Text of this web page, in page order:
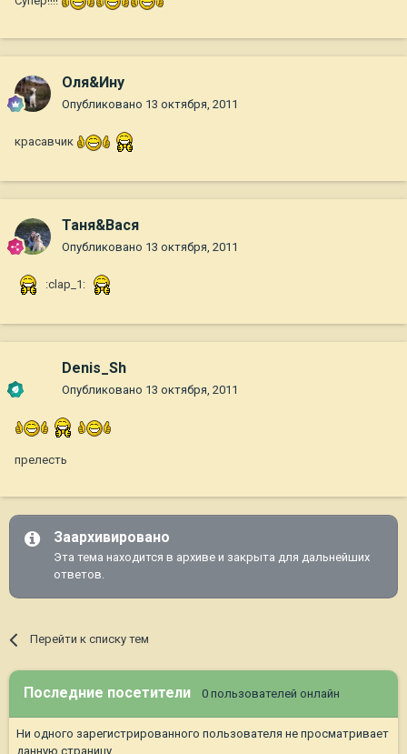
Оля&Ину
Опубликовано 13 октября, 2011
красавчик
Таня&Вася
Опубликовано 13 октября, 2011
:clap_1:
Denis_Sh
Опубликовано 13 октября, 2011
прелесть
Заархивировано
Эта тема находится в архиве и закрыта для дальнейших
ответов.
Перейти к списку тем
Последние посетители 0 пользователей онлайн
Ни одного зарегистрированного пользователя не просматривает
данную страницу